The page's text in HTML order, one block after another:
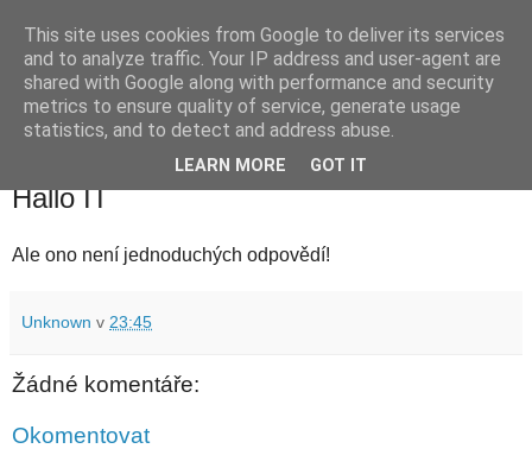
waldhans.cz
Kavárenský outdoor a alkoholizmus
Hallo IT
Ale ono není jednoduchých odpovědí!
Unknown v 23:45
Žádné komentáře:
Okomentovat
This site uses cookies from Google to deliver its services
and to analyze traffic. Your IP address and user-agent are
shared with Google along with performance and security
metrics to ensure quality of service, generate usage
statistics, and to detect and address abuse.
LEARN MORE GOT IT